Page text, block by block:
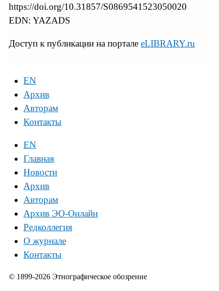
https://doi.org/10.31857/S0869541523050020
EDN: YAZADS
Доступ к публикации на портале eLIBRARY.ru
EN
Архив
Авторам
Контакты
EN
Главная
Новости
Архив
Авторам
Архив ЭО-Онлайн
Редколлегия
О журнале
Контакты
© 1899-2026 Этнографическое обозрение